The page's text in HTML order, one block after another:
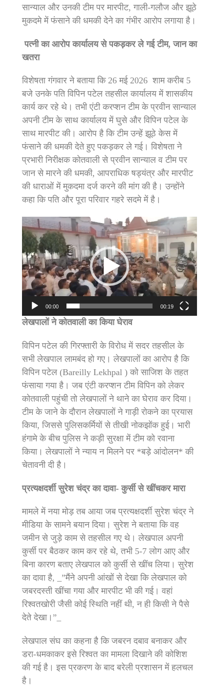
सान्याल और उनकी टीम पर मारपीट, गाली-गलौज और झूठे
मुकदमे में फंसाने की धमकी देने का गंभीर आरोप लगाया है।
पत्नी का आरोप कार्यालय से पकड़कर ले गई टीम, जान का
खतरा
विशेषता गंगवार ने बताया कि 26 मई 2026 शाम करीब 5
बजे उनके पति विपिन पटेल तहसील कार्यालय में शासकीय
कार्य कर रहे थे। तभी एंटी करप्शन टीम के प्रवीन सान्याल
अपनी टीम के साथ कार्यालय में घुसे और विपिन पटेल के
साथ मारपीट की। आरोप है कि टीम उन्हें झूठे केस में
फंसाने की धमकी देते हुए पकड़कर ले गई। विशेषता ने
प्रभारी निरीक्षक कोतवाली से प्रवीन सान्याल व टीम पर
जान से मारने की धमकी, आपराधिक षड्यंत्र और मारपीट
की धाराओं में मुकदमा दर्ज करने की मांग की है। उन्होंने
कहा कि पति और पूरा परिवार गहरे सदमे में है।
Video
Player
00:00 00:19
लेखपालों ने कोतवाली का किया घेराव
विपिन पटेल की गिरफ्तारी के विरोध में सदर तहसील के
सभी लेखपाल लामबंद हो गए। लेखपालों का आरोप है कि
विपिन पटेल (Bareilly Lekhpal ) को साजिश के तहत
फंसाया गया है। जब एंटी करप्शन टीम विपिन को लेकर
कोतवाली पहुंची तो लेखपालों ने थाने का घेराव कर दिया।
टीम के जाने के दौरान लेखपालों ने गाड़ी रोकने का प्रयास
किया, जिससे पुलिसकर्मियों से तीखी नोकझोंक हुई। भारी
हंगामे के बीच पुलिस ने कड़ी सुरक्षा में टीम को रवाना
किया। लेखपालों ने न्याय न मिलने पर *बड़े आंदोलन* की
चेतावनी दी है।
प्रत्यक्षदर्शी सुरेश चंद्र का दावा- कुर्सी से खींचकर मारा
मामले में नया मोड़ तब आया जब प्रत्यक्षदर्शी सुरेश चंद्र ने
मीडिया के सामने बयान दिया। सुरेश ने बताया कि वह
जमीन से जुड़े काम से तहसील गए थे। लेखपाल अपनी
कुर्सी पर बैठकर काम कर रहे थे, तभी 5-7 लोग आए और
बिना कारण बताए लेखपाल को कुर्सी से खींच लिया। सुरेश
का दावा है, _”मैंने अपनी आंखों से देखा कि लेखपाल को
जबरदस्ती खींचा गया और मारपीट भी की गई। वहां
रिश्वतखोरी जैसी कोई स्थिति नहीं थी, न ही किसी ने पैसे
देते देखा।”_
लेखपाल संघ का कहना है कि जबरन दबाव बनाकर और
डरा-धमकाकर इसे रिश्वत का मामला दिखाने की कोशिश
की गई है। इस प्रकरण के बाद बरेली प्रशासन में हलचल
है।